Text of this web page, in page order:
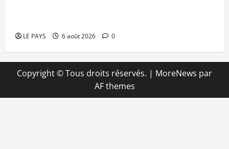
LE PAYS 6 août 2026 0
Copyright © Tous droits réservés. | MoreNews par
AF themes